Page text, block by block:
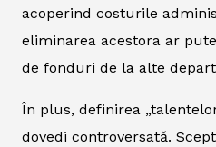
acoperind costurile
eliminarea acestora ar
de fonduri de la alte
În plus, definirea
dovedi controversată.